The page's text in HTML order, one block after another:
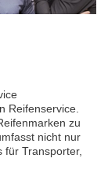
Reifenservice.
zu
nicht nur
für Transporter,